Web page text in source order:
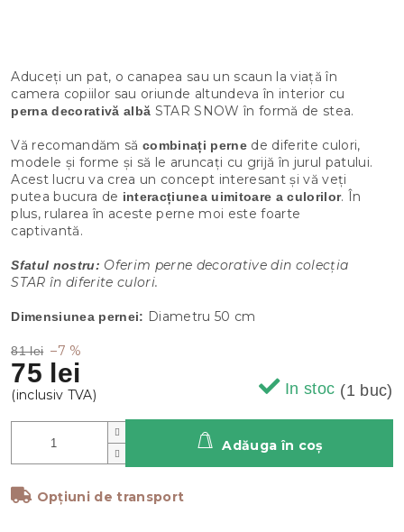
81 lei –7 %
75 lei
In stoc (1 buc)
Opțiuni de transport
Adăuga în coş
Aduceți un pat, o canapea sau un scaun la viață în
camera copiilor sau oriunde altundeva în interior cu
perna decorativă albă STAR SNOW în formă de stea.
Vă recomandăm să combinați pernede diferite culori,
modele și forme și să le aruncați cu grijă în jurul patului.
Acest lucru va crea un concept interesant și vă veți
putea bucura de interacțiunea uimitoare a culorilor. În
plus, rularea în aceste perne moi este foarte
captivantă.
Sfatul nostru: Oferim perne decorative din colecția
STAR în diferite culori.
Dimensiunea pernei: Diametru 50 cm